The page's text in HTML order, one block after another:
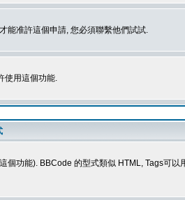
能准許這個申請, 您必須聯繫他們試試.
使用這個功能.
功能). BBCode 的型式類似 HTML, Tags可